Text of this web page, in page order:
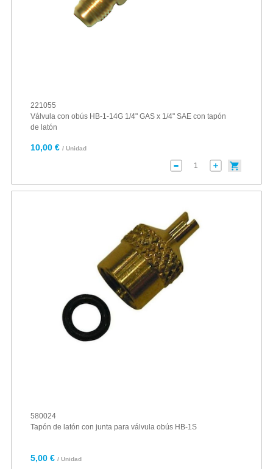
221055
Válvula con obús HB-1-14G 1/4" GAS x 1/4" SAE con tapón
de latón
10,00 € / Unidad
580024
Tapón de latón con junta para válvula obús HB-1S
5,00 € / Unidad